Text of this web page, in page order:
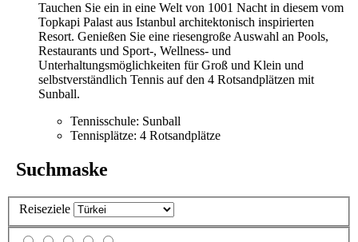
Tauchen Sie ein in eine Welt von 1001 Nacht in diesem vom
Topkapi Palast aus Istanbul architektonisch inspirierten
Resort. Genießen Sie eine riesengroße Auswahl an Pools,
Restaurants und Sport-, Wellness- und
Unterhaltungsmöglichkeiten für Groß und Klein und
selbstverständlich Tennis auf den 4 Rotsandplätzen mit
Sunball.
Tennisschule: Sunball
Tennisplätze: 4 Rotsandplätze
Suchmaske
Reiseziele